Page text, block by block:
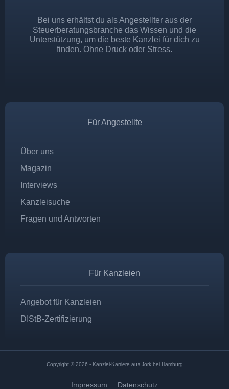
Bei uns erhältst du als Angestellter aus der
Steuerberatungsbranche das Wissen und die
Unterstützung, um die beste Kanzlei für dich zu
finden. Ohne Druck oder Stress.
Für Angestellte
Über uns
Magazin
Interviews
Kanzleisuche
Fragen und Antworten
Für Kanzleien
Angebot für Kanzleien
DIStB-Zertifizierung
Copyright © 2026 - Kanzlei-Karriere aus Jork bei Hamburg
Impressum Datenschutz